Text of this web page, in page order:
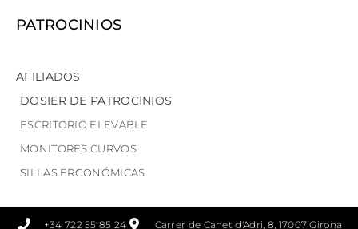
PATROCINIOS
AFILIADOS
DOSIER DE PATROCINIOS
ESCRITORIO ELEVABLE
MONITORES CURVOS
SILLAS ERGONÓMICAS
+34 722 55 85 24 Carrer de Canet d'Adri, 8, 17007 Girona